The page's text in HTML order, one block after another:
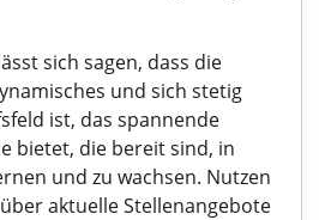
sich sagen, dass die
und sich stetig
ist, das spannende
bietet, die bereit sind, in
und zu wachsen. Nutzen
aktuelle Stellenangebote